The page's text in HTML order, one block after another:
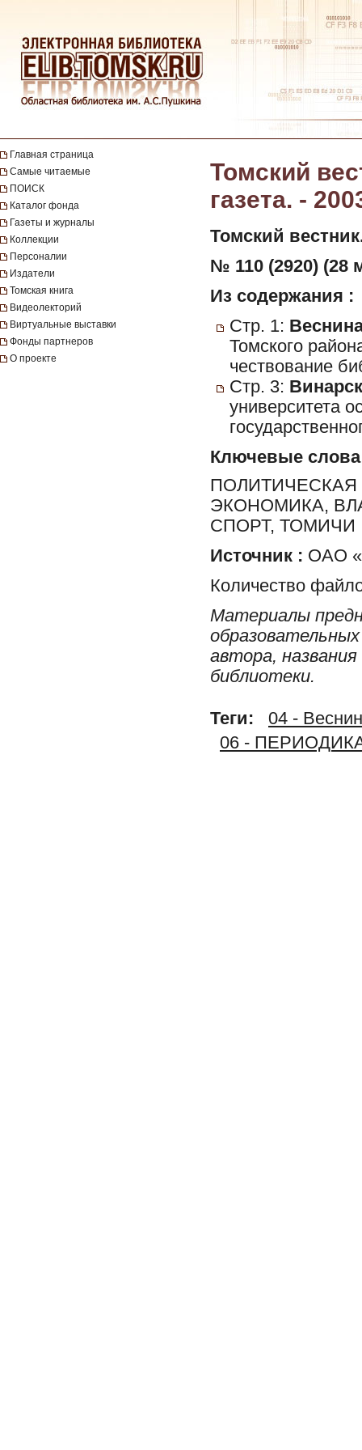
Главная страница
Самые читаемые
ПОИСК
Каталог фонда
Газеты и журналы
Коллекции
Персоналии
Издатели
Томская книга
Видеолекторий
Виртуальные выставки
Фонды партнеров
О проекте
Томский
газета. -
Томский
№ 110 (2920) (28
Из содержания :
Стр. 1:
Томского
чествование
Стр. 3:
университета
Ключевые слова
ЭКОНОМИКА,
СПОРТ, ТОМИЧИ
Источник : ОАО
Количество
Материалы
автора,
библиотеки.
Теги:
04 -
06 -